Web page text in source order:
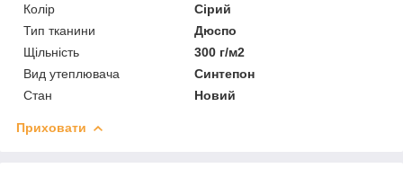
Колір
Сірий
Тип тканини
Дюспо
Щільність
300 г/м2
Вид утеплювача
Синтепон
Стан
Новий
Приховати